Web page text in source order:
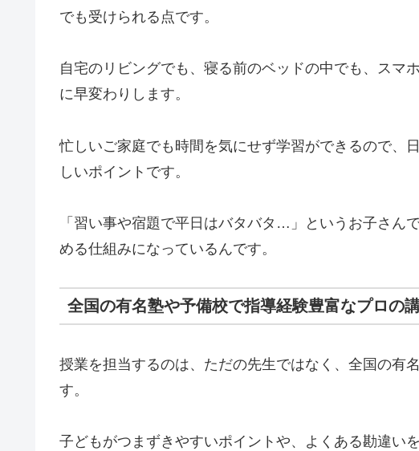
でも受けられる点です。
自宅のリビングでも、寝る前のベッドの中でも、スマ
に早変わりします。
忙しいご家庭でも時間を気にせず学習ができるので、
しいポイントです。
「習い事や宿題で平日はバタバタ…」というお子さん
める仕組みになっているんです。
全国の有名塾や予備校で指導経験豊富なプロの
授業を担当するのは、ただの先生ではなく、全国の有
す。
子どもがつまずきやすいポイントや、よくある勘違い